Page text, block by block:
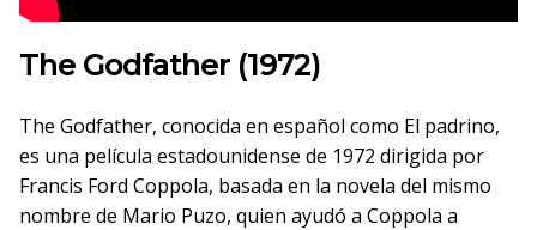
The Godfather (1972)
The Godfather, conocida en español como El padrino,
es una película estadounidense de 1972 dirigida por
Francis Ford Coppola, basada en la novela del mismo
nombre de Mario Puzo, quien ayudó a Coppola a